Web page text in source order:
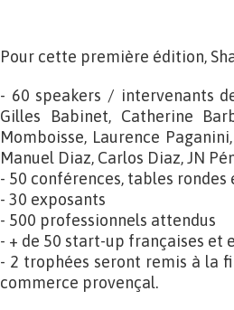
Pour cette première édition,
- 60 speakers / intervenants
Gilles Babinet, Catherine
Momboisse, Laurence
Manuel Diaz, Carlos Diaz, JN
- 50 conférences, tables
- 30 exposants
- 500 professionnels attendus
- + de 50 start-up françaises et
- 2 trophées seront remis à la
commerce provençal.